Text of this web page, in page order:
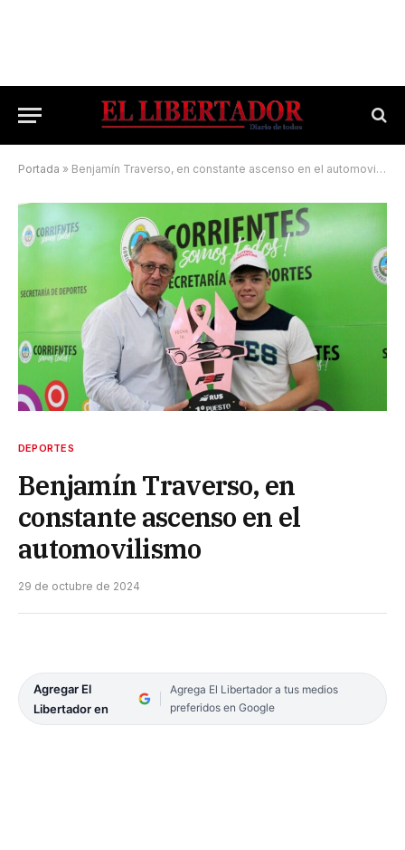
Portada » Benjamín Traverso, en constante ascenso en el automovilismo
DEPORTES
Benjamín Traverso, en
constante ascenso en el
automovilismo
29 de octubre de 2024
Agregar El
Libertador en
Agrega El Libertador a tus medios
preferidos en Google